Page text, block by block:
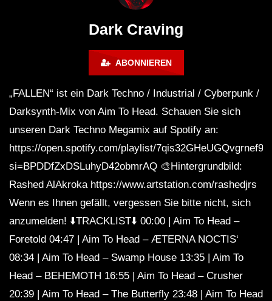
Dark Craving
ABONNIEREN
„FALLEN“ ist ein Dark Techno / Industrial / Cyberpunk /
Darksynth-Mix von Aim To Head. Schauen Sie sich
unseren Dark Techno Megamix auf Spotify an:
https://open.spotify.com/playlist/
si=BPDDfZxDSLuhyD42obmrAQ 🎨Hintergrundbild:
Rashed AlAkroka https://www.artstation.com/rashedjrs
Wenn es Ihnen gefällt, vergessen Sie bitte nicht, sich
anzumelden! ⬇️TRACKLIST⬇️ 00:00 | Aim To Head –
Foretold 04:47 | Aim To Head – ÆTERNA NOCTIS‘
08:34 | Aim To Head – Swamp House 13:35 | Aim To
Head – BEHEMOTH 16:55 | Aim To Head – Crusher
20:39 | Aim To Head – The Butterfly 23:48 | Aim To Head